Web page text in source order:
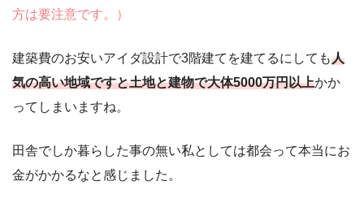
方は要注意です。）
建築費のお安いアイダ設計で3階建てを建てるにしても人
気の高い地域ですと土地と建物で大体5000万円以上かか
ってしまいますね。
田舎でしか暮らした事の無い私としては都会って本当にお
金がかかるなと感じました。